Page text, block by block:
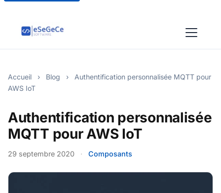
Accueil › Blog ›
Authentification personnalisée MQTT pour
AWS IoT
Authentification personnalisée
MQTT pour AWS IoT
29 septembre 2020 · Composants